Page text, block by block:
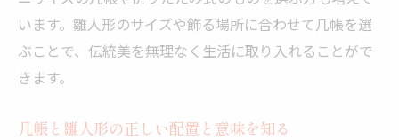
います。雛人形のサイズや飾る場所に合わせて几帳を選
ぶことで、伝統美を無理なく生活に取り入れることがで
きます。
几帳と雛人形の正しい配置と意味を知る